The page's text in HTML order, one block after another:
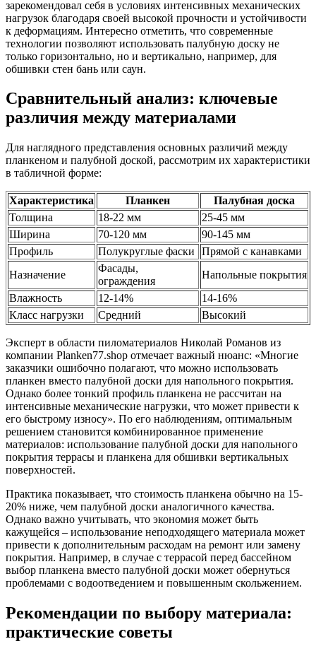
зарекомендовал себя в условиях интенсивных механических
нагрузок благодаря своей высокой прочности и устойчивости
к деформациям. Интересно отметить, что современные
технологии позволяют использовать палубную доску не
только горизонтально, но и вертикально, например, для
обшивки стен бань или саун.
Сравнительный анализ: ключевые
различия между материалами
Для наглядного представления основных различий между
планкеном и палубной доской, рассмотрим их характеристики
в табличной форме:
Характеристика Планкен
Палубная доска
Толщина
18-22 мм
25-45 мм
Ширина
70-120 мм
90-145 мм
Профиль
Полукруглые фаски
Прямой с канавками
Назначение
Фасады,
ограждения
Напольные покрытия
Влажность
12-14%
14-16%
Класс нагрузки
Средний Высокий
Эксперт в области пиломатериалов Николай Романов из
компании Planken77.shop отмечает важный нюанс: «Многие
заказчики ошибочно полагают, что можно использовать
планкен вместо палубной доски для напольного покрытия.
Однако более тонкий профиль планкена не рассчитан на
интенсивные механические нагрузки, что может привести к
его быстрому износу». По его наблюдениям, оптимальным
решением становится комбинированное применение
материалов: использование палубной доски для напольного
покрытия террасы и планкена для обшивки вертикальных
поверхностей.
Практика показывает, что стоимость планкена обычно на 15-
20% ниже, чем палубной доски аналогичного качества.
Однако важно учитывать, что экономия может быть
кажущейся – использование неподходящего материала может
привести к дополнительным расходам на ремонт или замену
покрытия. Например, в случае с террасой перед бассейном
выбор планкена вместо палубной доски может обернуться
проблемами с водоотведением и повышенным скольжением.
Рекомендации по выбору материала:
практические советы